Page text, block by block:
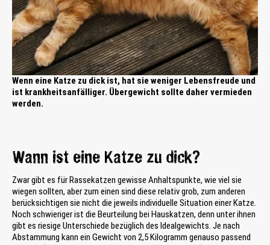
Wenn eine Katze zu dick ist, hat sie weniger Lebensfreude und
ist krankheitsanfälliger. Übergewicht sollte daher vermieden
werden.
Wann ist eine Katze zu dick?
Zwar gibt es für Rassekatzen gewisse Anhaltspunkte, wie viel sie
wiegen sollten, aber zum einen sind diese relativ grob, zum anderen
berücksichtigen sie nicht die jeweils individuelle Situation einer Katze.
Noch schwieriger ist die Beurteilung bei Hauskatzen, denn unter ihnen
gibt es riesige Unterschiede bezüglich des Idealgewichts. Je nach
Abstammung kann ein Gewicht von 2,5 Kilogramm genauso passend